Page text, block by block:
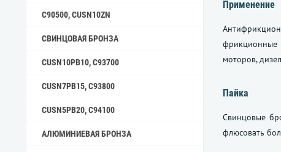
C90500, CUSN10ZN
СВИНЦОВАЯ БРОНЗА
CUSN10PB10, C93700
CUSN7PB15, C93800
CUSN5PB20, C94100
АЛЮМИНИЕВАЯ БРОНЗА
Применение
фрикционные
моторов,
Пайка
Свинцовые
флюсовать